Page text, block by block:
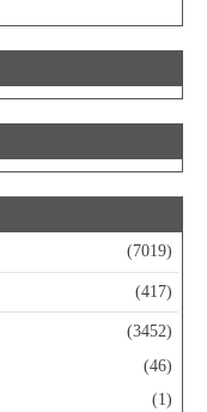
(7019)
(417)
(3452)
(46)
(1)